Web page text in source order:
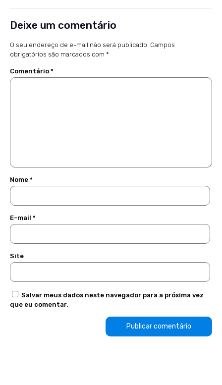
Deixe um comentário
O seu endereço de e-mail não será publicado. Campos
obrigatórios são marcados com *
Comentário *
Nome *
E-mail *
Site
Salvar meus dados neste navegador para a próxima vez
que eu comentar.